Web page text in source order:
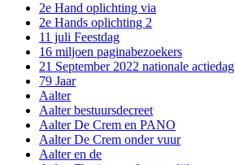
2e Hand oplichting via
2e Hands oplichting 2
11 juli Feestdag
16 miljoen paginabezoekers
21 September 2022 nationale actiedag
79 Jaar
Aalter
Aalter bestuursdecreet
Aalter De Crem en PANO
Aalter De Crem onder vuur
Aalter en de